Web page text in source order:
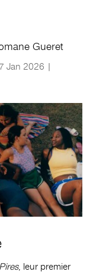
Gueret
7 Jan 2026 |
, leur premier